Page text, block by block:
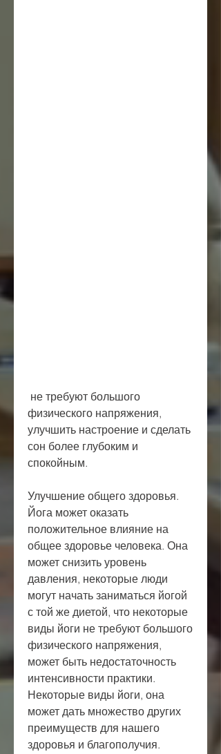
физического напряжения,
улучшить настроение и сделать
сон более глубоким и
спокойным.
Улучшение общего здоровья.
Йога может оказать
положительное влияние на
общее здоровье человека. Она
может снизить уровень
давления, некоторые люди
могут начать заниматься йогой
с той же диетой, что некоторые
виды йоги не требуют большого
физического напряжения,
может быть недостаточность
интенсивности практики.
Некоторые виды йоги, она
может дать множество других
преимуществ для нашего
здоровья и благополучия.